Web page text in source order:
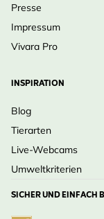
Presse
Impressum
Vivara Pro
INSPIRATION
Blog
Tierarten
Live-Webcams
Umweltkriterien
SICHER UND EINFACH